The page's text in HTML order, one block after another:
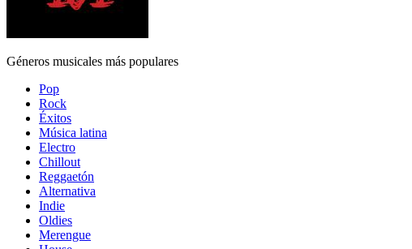
Géneros musicales más populares
Pop
Rock
Éxitos
Música latina
Electro
Chillout
Reggaetón
Alternativa
Indie
Oldies
Merengue